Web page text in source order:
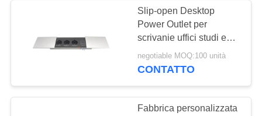
QUALITÀ
CONTATTICI
Incavo di pop-up
Slip-open Desktop
Power Outlet per
scrivanie uffici studi e
contatori con
installazione incorporata
negotiable MOQ:100 unità
CONTATTO
Fabbrica personalizzata